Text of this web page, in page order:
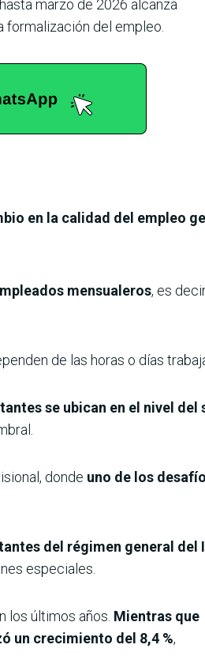
marzo de 2026 alcanza
formalización del empleo.
en la calidad del empleo
mensualeros, es
de las horas o días
se ubican en el nivel del
donde uno de los
del régimen general del
especiales.
los últimos años. Mientras que
un crecimiento del 8,4 %,